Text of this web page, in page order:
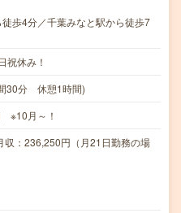
歩4分／千葉みなと駅から徒歩7
休み！
30分 休憩1時間)
※10月～！
：236,250円（月21日勤務の場